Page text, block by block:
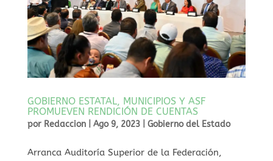
GOBIERNO ESTATAL, MUNICIPIOS Y ASF
PROMUEVEN RENDICIÓN DE CUENTAS
por Redaccion| Ago 9, 2023| Gobierno del Estado
Arranca Auditoría Superior de la Federación,